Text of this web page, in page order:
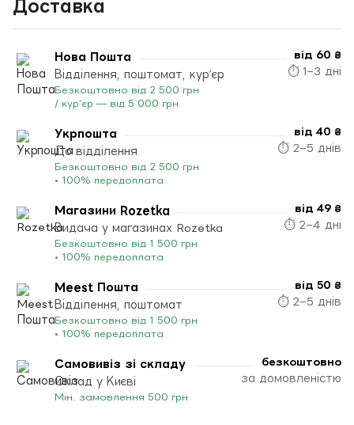
Доставка
Нова Пошта
Відділення, поштомат, кур’єр
Безкоштовно від 2 500 грн
/ кур’єр — від 5 000 грн
від 60 ₴
⏱ 1–3 дні
Укрпошта
До відділення
Безкоштовно від 2 500 грн
• 100% передоплата
від 40 ₴
⏱ 2–5 днів
Магазини Rozetka
Видача у магазинах Rozetka
Безкоштовно від 1 500 грн
• 100% передоплата
від 49 ₴
⏱ 2–4 дні
Meest Пошта
Відділення, поштомат
Безкоштовно від 1 500 грн
• 100% передоплата
від 50 ₴
⏱ 2–5 днів
Самовивіз зі складу
Склад у Києві
Мін. замовлення 500 грн
безкоштовно
за домовленістю